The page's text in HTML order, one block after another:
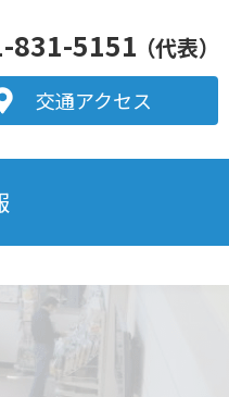
831-5151 （代表）
交通アクセス